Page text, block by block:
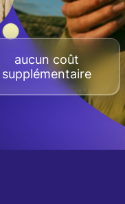
aucun coût
supplémentaire